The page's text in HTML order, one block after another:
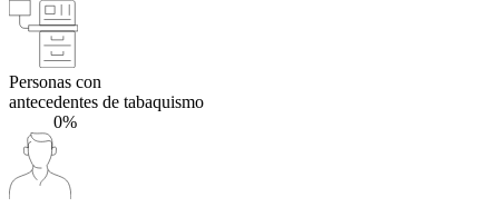
Personas con
antecedentes de tabaquismo
0%